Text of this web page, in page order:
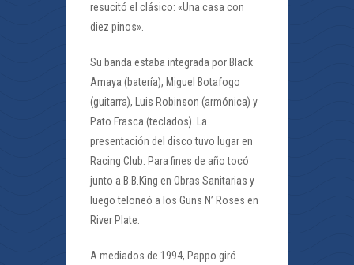
resucitó el clásico: «Una casa con
diez pinos».
Su banda estaba integrada por Black
Amaya (batería), Miguel Botafogo
(guitarra), Luis Robinson (armónica) y
Pato Frasca (teclados). La
presentación del disco tuvo lugar en
Racing Club. Para fines de año tocó
junto a B.B.King en Obras Sanitarias y
luego teloneó a los Guns N’ Roses en
River Plate.
A mediados de 1994, Pappo giró